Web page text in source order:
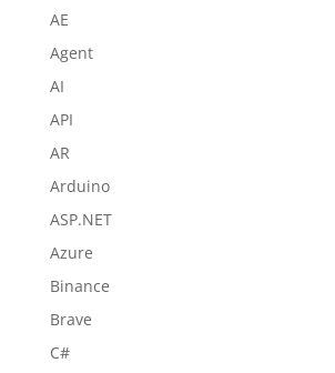
AE
Agent
AI
API
AR
Arduino
ASP.NET
Azure
Binance
Brave
C#